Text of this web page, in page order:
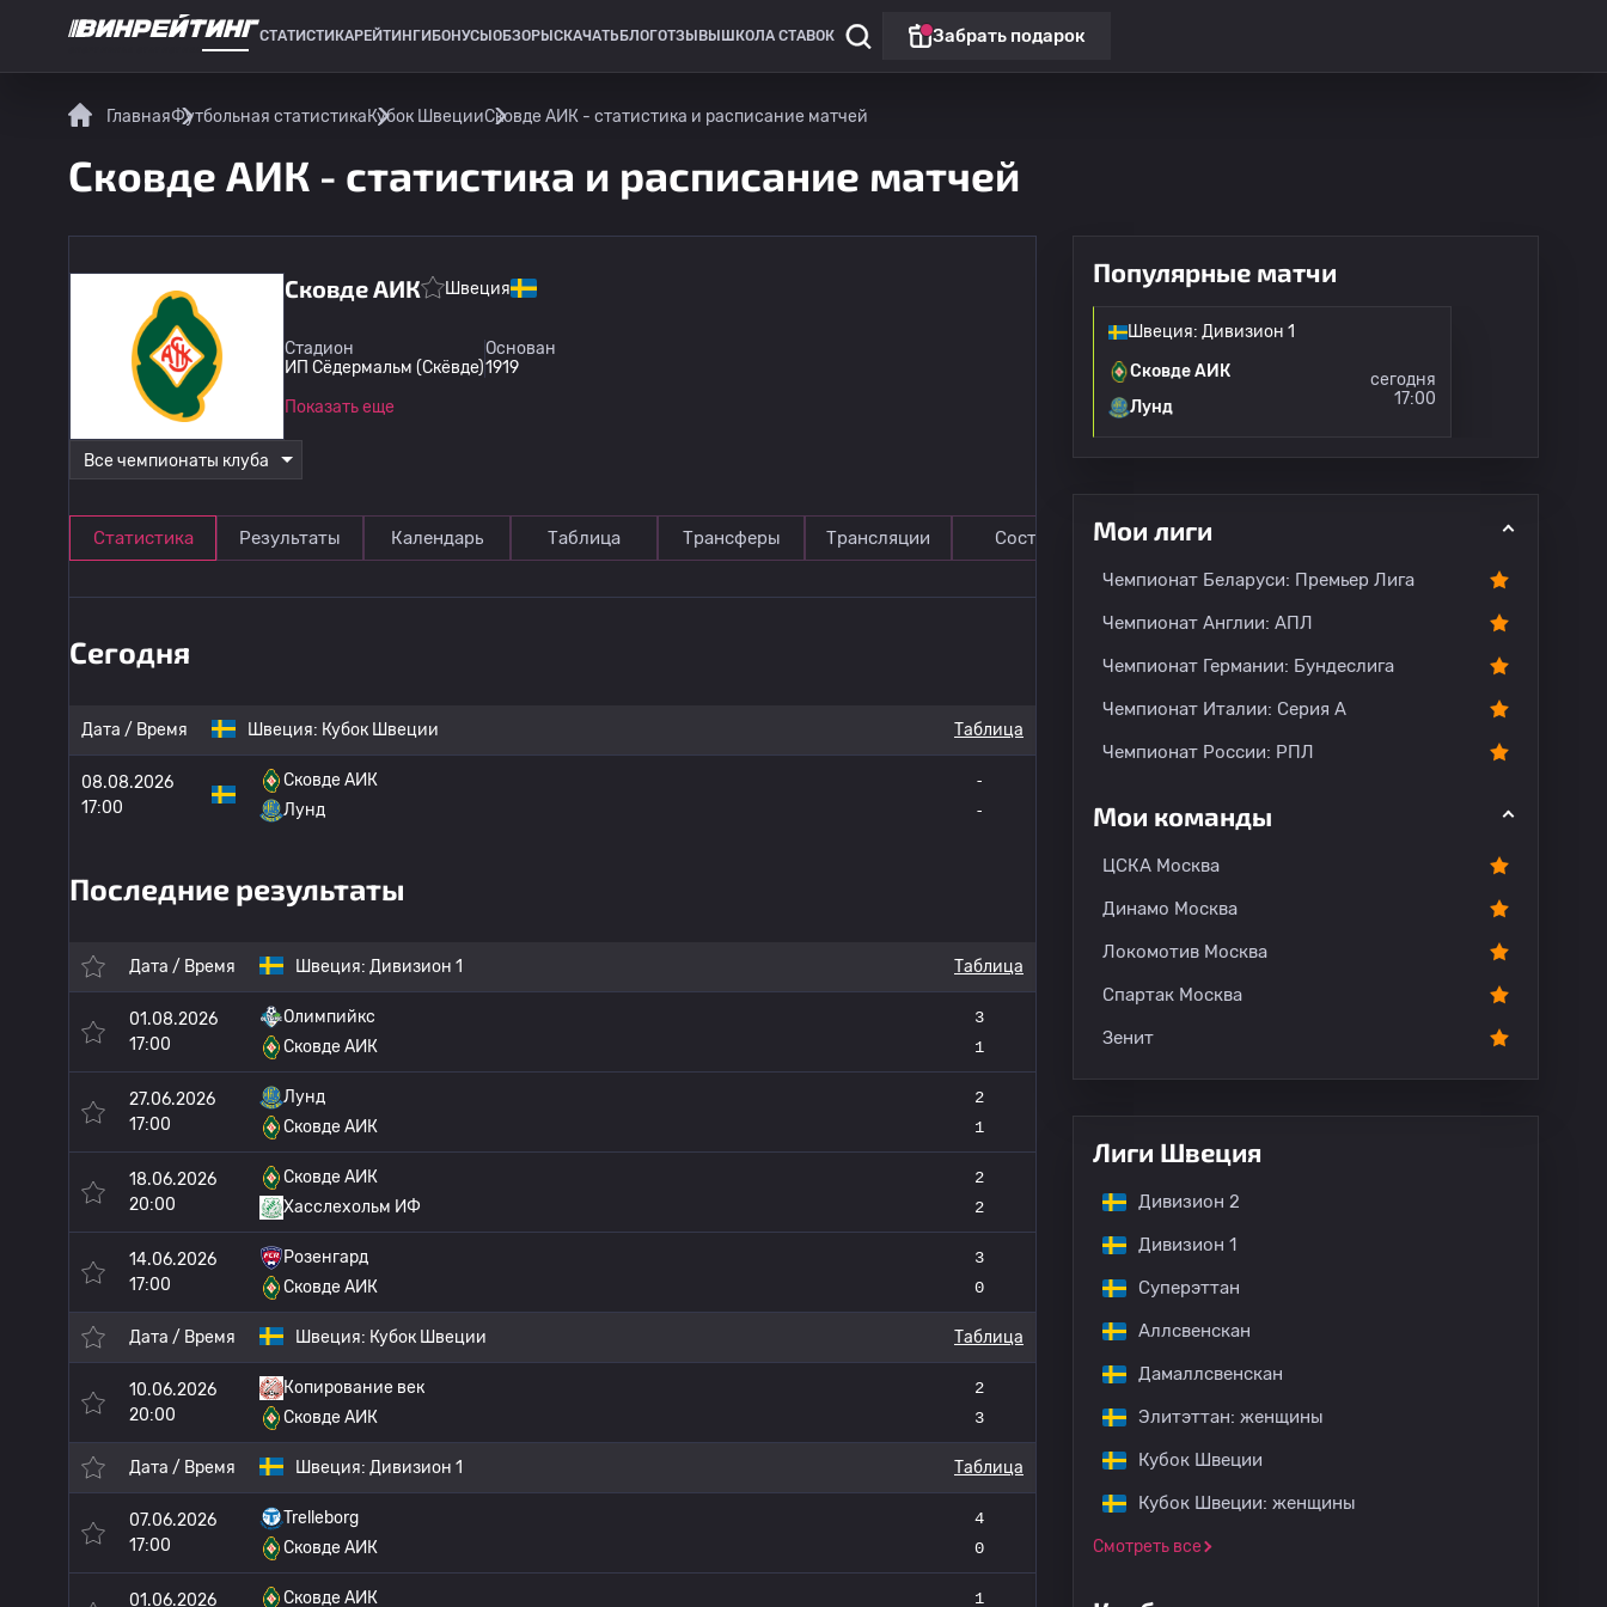
СТАТИСТИКАРЕЙТИНГИ БОНУСЫ ОБЗОРЫ СКАЧАТЬ БЛОГОТЗЫВЫ ШКОЛА СТАВОК Забрать подарок
ГлавнаяФутбольная статистикаКубок ШвецииСковде АИК - статистика и расписание матчей
Сковде АИК - статистика и расписание матчей
Сковде АИК Швеция
Стадион
ИП Сёдермальм (Скёвде)
Основан
1919
Показать еще
Все чемпионаты клуба
Статистика Результаты Календарь Таблица Трансферы Трансляции Состав О команде
Сегодня
Дата / Время Швеция: Кубок Швеции Таблица
08.08.2026
17:00
Сковде АИК
Лунд
-
-
Последние результаты
Дата / Время Швеция: Дивизион 1 Таблица
01.08.2026
17:00
Олимпийкс
Сковде АИК
3
1
27.06.2026
17:00
Лунд
Сковде АИК
2
1
18.06.2026
20:00
Сковде АИК
Хасслехольм ИФ
2
2
14.06.2026
17:00
Розенгард
Сковде АИК
3
0
Дата / Время Швеция: Кубок Швеции Таблица
10.06.2026
20:00
Копирование век
Сковде АИК
2
3
Дата / Время Швеция: Дивизион 1 Таблица
07.06.2026
17:00
Trelleborg
Сковде АИК
4
0
01.06.2026
Сковде АИК
1
Популярные матчи
Швеция: Дивизион 1
Сковде АИК
Лунд
сегодня
17:00
Мои лиги
Чемпионат Беларуси: Премьер Лига
Чемпионат Англии: АПЛ
Чемпионат Германии: Бундеслига
Чемпионат Италии: Серия А
Чемпионат России: РПЛ
Мои команды
ЦСКА Москва
Динамо Москва
Локомотив Москва
Спартак Москва
Зенит
Лиги Швеция
Дивизион 2
Дивизион 1
Суперэттан
Аллсвенскан
Дамаллсвенскан
Элитэттан: женщины
Кубок Швеции
Кубок Швеции: женщины
Смотреть все